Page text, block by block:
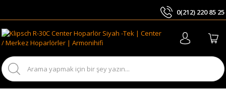
0(212) 220 85 25